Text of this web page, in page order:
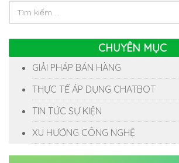
CHUYÊN MỤC
GIẢI PHÁP BÁN HÀNG
THỰC TẾ ÁP DỤNG CHATBOT
TIN TỨC SỰ KIỆN
XU HƯỚNG CÔNG NGHỆ